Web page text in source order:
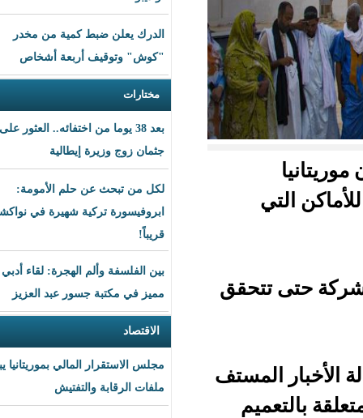
الدرك يعلن ضبط كمية من مخدر
"كوش" وتوقيف أربعة أشخاص
مختارات
بعد 38 يوما من اختفائه.. العثور على
جثمان زوج وزيرة إيطالية
لكل من تبحث عن حلم الأمومة:
ابروفيسورة تركية شهيرة في نواكشوط
بين الفلسفة وألم الهجرة: لقاء أدبي
مميز في مكتبة جسور عبد العزيز
مجلس الاستقرار المالي بموريتانيا يبحث
ملفات الرقابة والتفتيش